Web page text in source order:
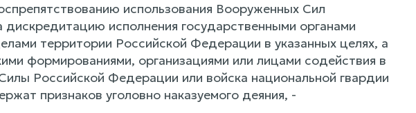
использования Вооруженных Сил
исполнения государственными органами
территории Российской Федерации в указанных целях, а
формированиями, организациями или лицами содействия в
Российской Федерации или войска национальной гвардии
признаков уголовно наказуемого деяния, -